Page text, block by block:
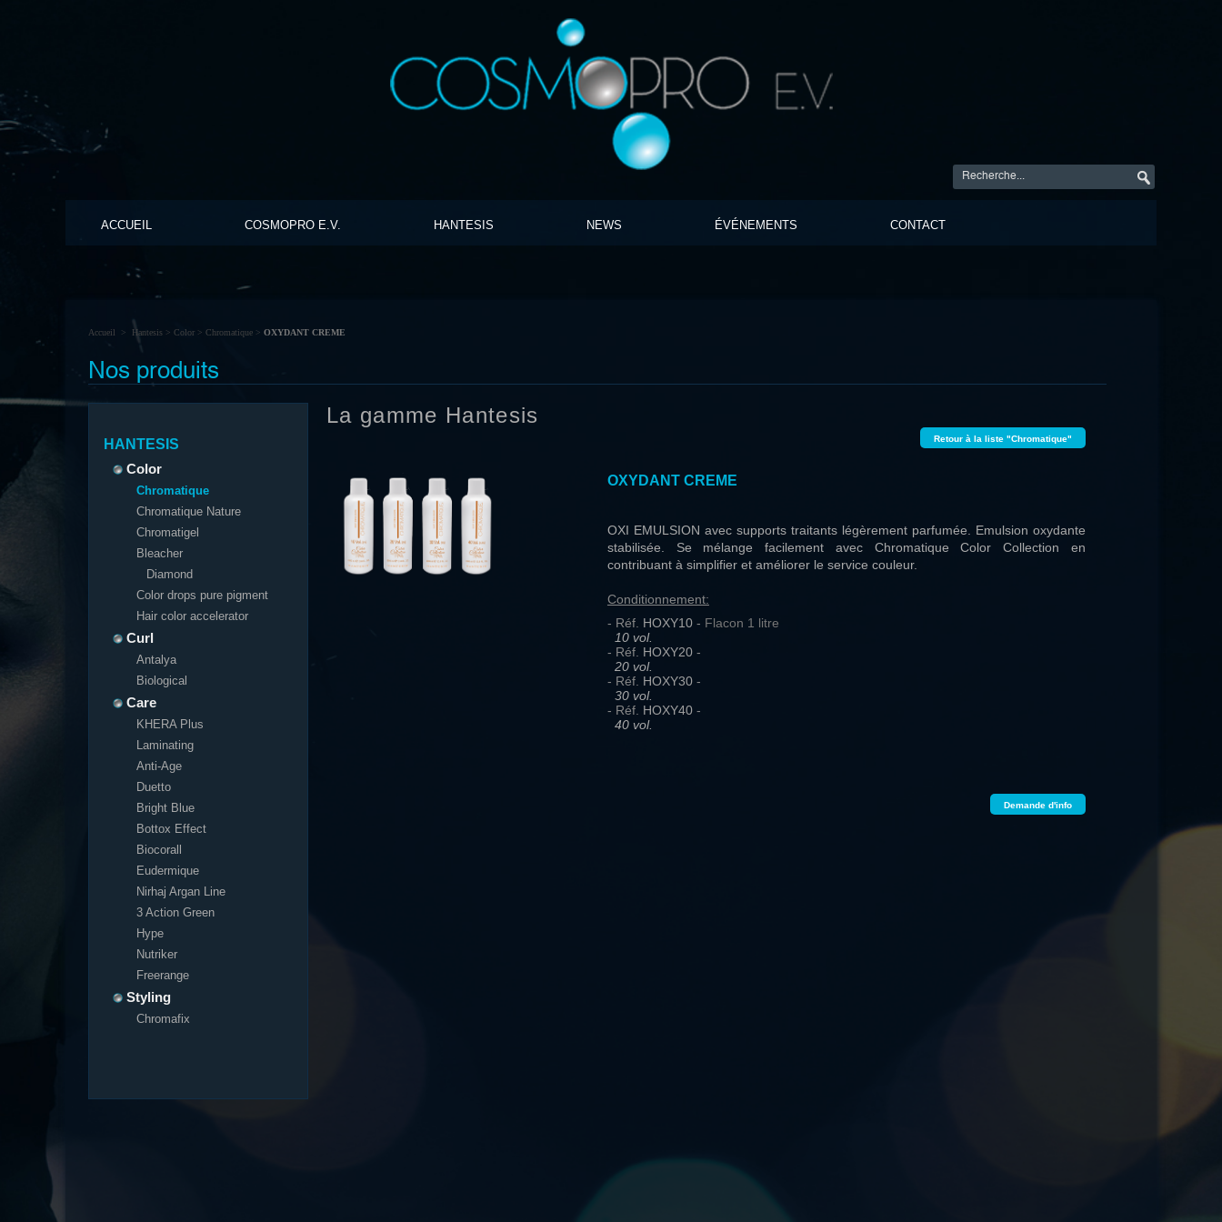
ACCUEIL COSMOPRO E.V. HANTESIS NEWS ÉVÉNEMENTS CONTACT
Accueil > Hantesis > Color > Chromatique > OXYDANT CREME
Nos produits
HANTESIS
Color
Chromatique
Chromatique Nature
Chromatigel
Bleacher
Diamond
Color drops pure pigment
Hair color accelerator
Curl
Antalya
Biological
Care
KHERA Plus
Laminating
Anti-Age
Duetto
Bright Blue
Bottox Effect
Biocorall
Eudermique
Nirhaj Argan Line
3 Action Green
Hype
Nutriker
Freerange
Styling
Chromafix
La gamme Hantesis
Retour à la liste "Chromatique"
OXYDANT CREME
OXI EMULSION avec supports traitants légèrement parfumée. Emulsion oxydante
stabilisée. Se mélange facilement avec Chromatique Color Collection en
contribuant à simplifier et améliorer le service couleur.
Conditionnement:
- Réf. HOXY10- Flacon 1 litre
10 vol.
- Réf. HOXY20-
20 vol.
- Réf. HOXY30-
30 vol.
- Réf. HOXY40-
40 vol.
Demande d'info